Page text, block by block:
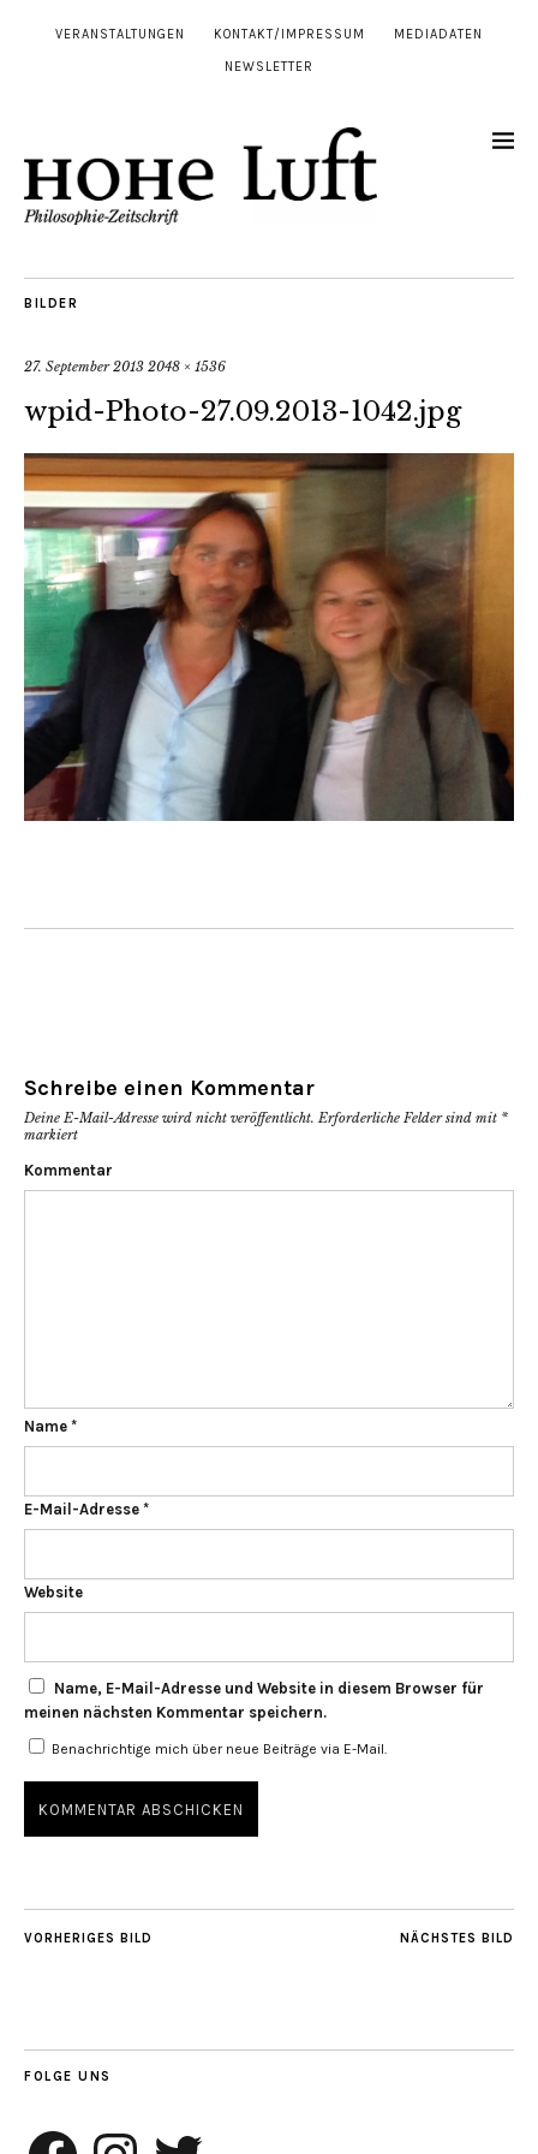
VERANSTALTUNGEN KONTAKT/IMPRESSUM MEDIADATEN
NEWSLETTER
BILDER
27. September 2013 2048 × 1536
wpid-Photo-27.09.2013-1042.jpg
Schreibe einen Kommentar
Deine E-Mail-Adresse wird nicht veröffentlicht. Erforderliche Felder sind mit *
markiert
Kommentar
Name *
E-Mail-Adresse *
Website
Name, E-Mail-Adresse und Website in diesem Browser für
meinen nächsten Kommentar speichern.
Benachrichtige mich über neue Beiträge via E-Mail.
NÄCHSTES BILD
VORHERIGES BILD
FOLGE UNS
Facebook InstagramTwitter